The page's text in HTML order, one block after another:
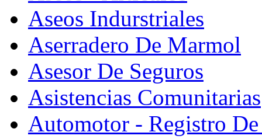
Aseos Indurstriales
Aserradero De Marmol
Asesor De Seguros
Asistencias Comunitarias
Automotor - Registro